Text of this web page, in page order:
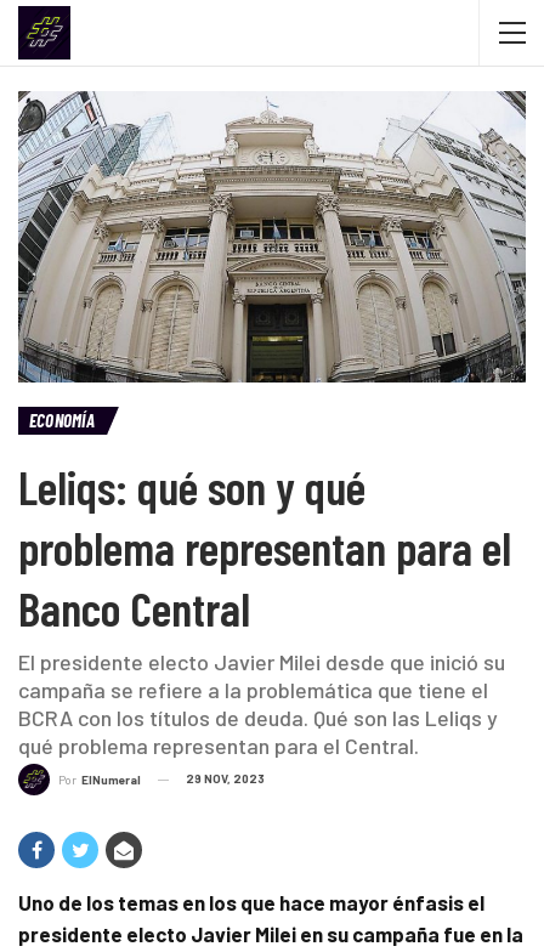
ECONOMÍA
Leliqs: qué son y qué
problema representan para el
Banco Central
El presidente electo Javier Milei desde que inició su
campaña se refiere a la problemática que tiene el
BCRA con los títulos de deuda. Qué son las Leliqs y
qué problema representan para el Central.
Por ElNumeral 29 NOV, 2023
Uno de los temas en los que hace mayor énfasis el
presidente electo Javier Milei en su campaña fue en la